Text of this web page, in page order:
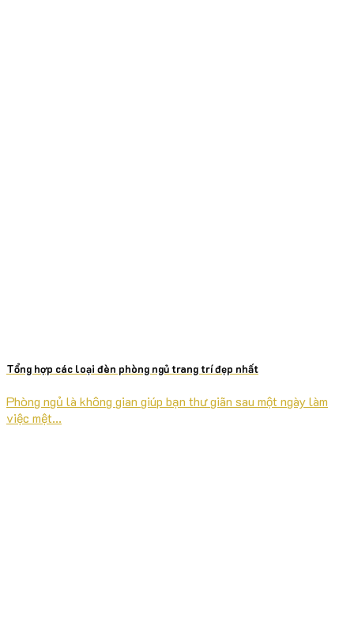
Tổng hợp các loại đèn phòng ngủ trang trí đẹp nhất
Phòng ngủ là không gian giúp bạn thư giãn sau một ngày làm
việc mệt...